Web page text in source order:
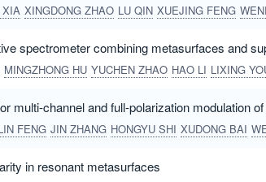
XIA XINGDONG ZHAO LU QIN XUEJING FENG
spectrometer combining metasurfaces and
MINGZHONG HU YUCHEN ZHAO HAO LI LIXING
multi-channel and full-polarization modulation
FENG JIN ZHANG HONGYU SHI XUDONG BAI
in resonant metasurfaces